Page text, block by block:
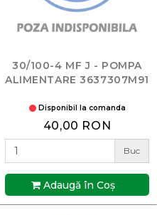
30/100-4 MF J - POMPA
ALIMENTARE 3637307M91
Disponibil la comanda
40,00 RON
Buc
Adaugă în Coş